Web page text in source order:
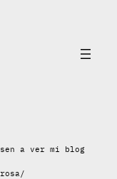
a ver mi blog